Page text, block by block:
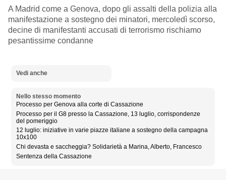
A Madrid come a Genova, dopo gli assalti della polizia alla
manifestazione a sostegno dei minatori, mercoledì scorso,
decine di manifestanti accusati di terrorismo rischiamo
pesantissime condanne
Vedi anche
Nello stesso momento
Processo per Genova alla corte di Cassazione
Processo per il G8 presso la Cassazione, 13 luglio, corrispondenze
del pomeriggio
12 luglio: iniziative in varie piazze italiane a sostegno della campagna
10x100
Chi devasta e saccheggia? Solidarietà a Marina, Alberto, Francesco
Sentenza della Cassazione